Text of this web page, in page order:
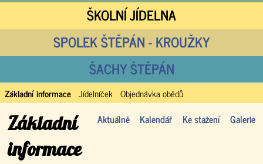
ŠKOLNÍ JÍDELNA
SPOLEK ŠTĚPÁN - KROUŽKY
ŠACHY ŠTĚPÁN
Základní informace Jídelníček Objednávka obědů
Aktuálně Kalendář Ke stažení Galerie
Základní
informace